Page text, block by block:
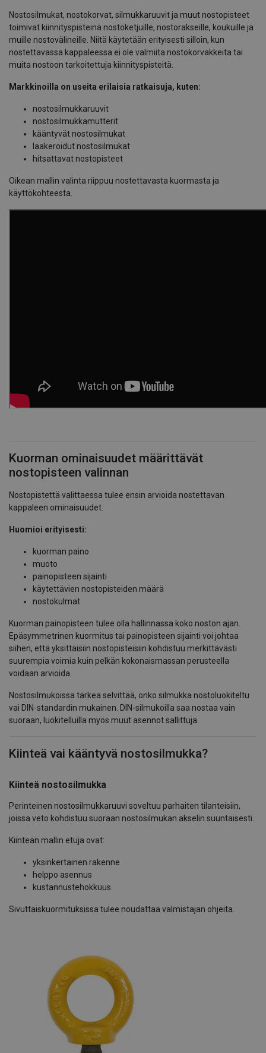
Nostosilmukat, nostokorvat, silmukkaruuvit ja muut nostopisteet
toimivat kiinnityspisteinä nostoketjuille, nostorakseille, koukuille ja
muille nostovälineille. Niitä käytetään erityisesti silloin, kun
nostettavassa kappaleessa ei ole valmiita nostokorvakkeita tai
muita nostoon tarkoitettuja kiinnityspisteitä.
Markkinoilla on useita erilaisia ratkaisuja, kuten:
nostosilmukkaruuvit
nostosilmukkamutterit
kääntyvät nostosilmukat
laakeroidut nostosilmukat
hitsattavat nostopisteet
Oikean mallin valinta riippuu nostettavasta kuormasta ja
käyttökohteesta.
Kuorman ominaisuudet määrittävät
nostopisteen valinnan
Nostopistettä valittaessa tulee ensin arvioida nostettavan
kappaleen ominaisuudet.
Huomioi erityisesti:
kuorman paino
muoto
painopisteen sijainti
käytettävien nostopisteiden määrä
nostokulmat
Kuorman painopisteen tulee olla hallinnassa koko noston ajan.
Epäsymmetrinen kuormitus tai painopisteen sijainti voi johtaa
siihen, että yksittäisiin nostopisteisiin kohdistuu merkittävästi
suurempia voimia kuin pelkän kokonaismassan perusteella
voidaan arvioida.
Nostosilmukoissa tärkea selvittää, onko silmukka nostoluokiteltu
vai DIN-standardin mukainen. DIN-silmukoilla saa nostaa vain
suoraan, luokitelluilla myös muut asennot sallittuja.
Kiinteä vai kääntyvä nostosilmukka?
Kiinteä nostosilmukka
Perinteinen nostosilmukkaruuvi soveltuu parhaiten tilanteisiin,
joissa veto kohdistuu suoraan nostosilmukan akselin suuntaisesti.
Kiinteän mallin etuja ovat:
yksinkertainen rakenne
helppo asennus
kustannustehokkuus
Sivuttaiskuormituksissa tulee noudattaa valmistajan ohjeita.